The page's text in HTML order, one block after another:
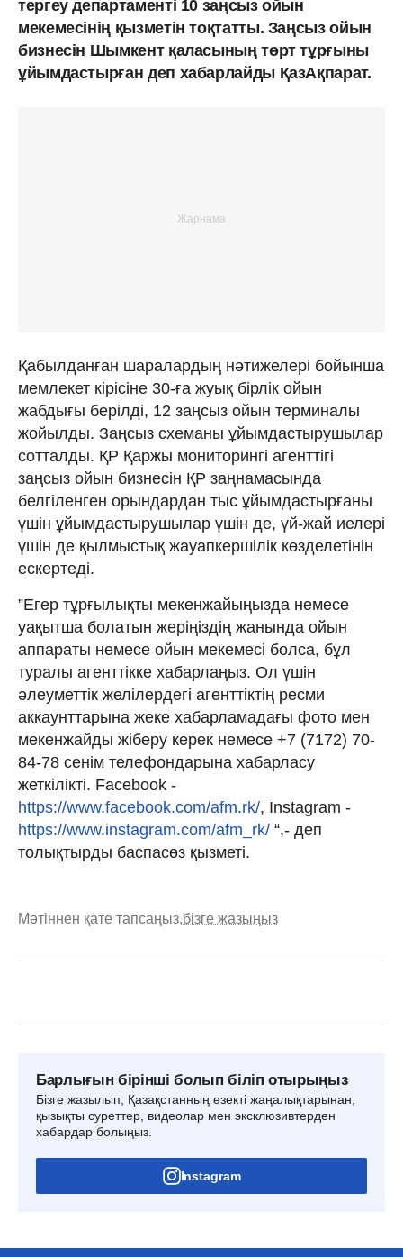
тергеу департаменті 10 заңсыз ойын
мекемесінің қызметін тоқтатты. Заңсыз ойын
бизнесін Шымкент қаласының төрт тұрғыны
ұйымдастырған деп хабарлайды ҚазАқпарат.
Қабылданған шаралардың нәтижелері бойынша
мемлекет кірісіне 30-ға жуық бірлік ойын
жабдығы берілді, 12 заңсыз ойын терминалы
жойылды. Заңсыз схеманы ұйымдастырушылар
сотталды. ҚР Қаржы мониторингі агенттігі
заңсыз ойын бизнесін ҚР заңнамасында
белгіленген орындардан тыс ұйымдастырғаны
үшін ұйымдастырушылар үшін де, үй-жай иелері
үшін де қылмыстық жауапкершілік көзделетінін
ескертеді.
”Егер тұрғылықты мекенжайыңызда немесе
уақытша болатын жеріңіздің жанында ойын
аппараты немесе ойын мекемесі болса, бұл
туралы агенттікке хабарлаңыз. Ол үшін
әлеуметтік желілердегі агенттіктің ресми
аккаунттарына жеке хабарламадағы фото мен
мекенжайды жіберу керек немесе +7 (7172) 70-
84-78 сенім телефондарына хабарласу
жеткілікті. Facebook -
https://www.facebook.com/afm.rk/, Instagram -
https://www.instagram.com/afm_rk/ “,- деп
толықтырды баспасөз қызметі.
Мәтіннен қате тапсаңыз,бізге жазыңыз
Барлығын бірінші болып біліп отырыңыз
Бізге жазылып, Қазақстанның өзекті жаңалықтарынан,
қызықты суреттер, видеолар мен эксклюзивтерден
хабардар болыңыз.
Instagram